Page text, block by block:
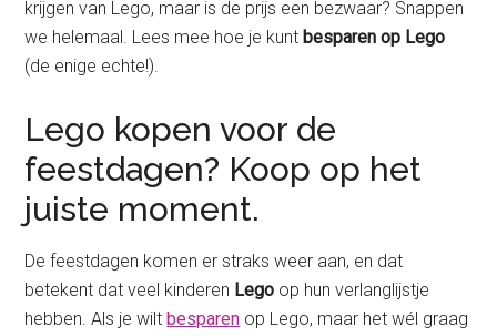
krijgen van Lego, maar is de prijs een bezwaar? Snappen
we helemaal. Lees mee hoe je kuntbesparen op Lego
(de enige echte!).
Lego kopen voor de
feestdagen? Koop op het
juiste moment.
De feestdagen komen er straks weer aan, en dat
betekent dat veel kinderen Lego op hun verlanglijstje
hebben. Als je wiltbesparen op Lego, maar het wél graag